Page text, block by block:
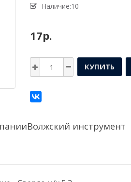
Наличие:10
17р.
КУПИТЬ
Волжский инструмент